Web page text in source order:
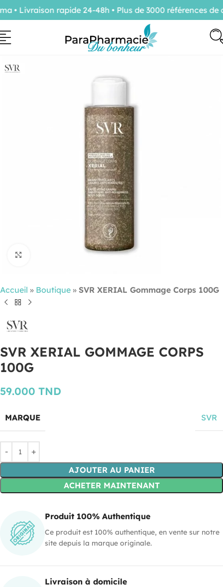
Cliquez pour agrandir
Accueil » Boutique » SVR XERIAL Gommage Corps 100G
SVR XERIAL GOMMAGE CORPS
100G
59.000 TND
MARQUE SVR
AJOUTER AU PANIER
ACHETER MAINTENANT
Produit 100% Authentique
Ce produit est 100% authentique, en vente sur notre
site depuis la marque originale.
Livraison à domicile
Livraison rapide 24-48h • Plus de 3000 références de